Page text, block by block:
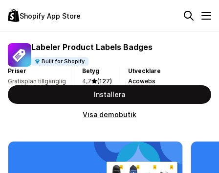
Shopify App Store
Labeler Product Labels Badges
Built for Shopify
Priser
Gratisplan tillgänglig
Betyg
4,7
(127)
Utvecklare
Acowebs
Installera
Visa demobutik